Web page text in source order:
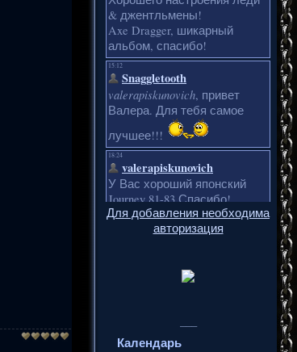
Для добавления необходима
авторизация
Календарь